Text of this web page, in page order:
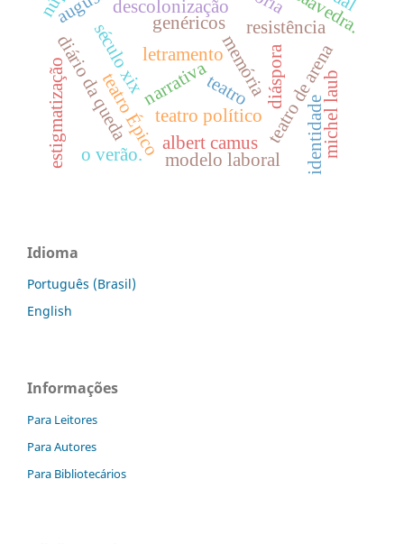
letramento
resistência
genéricos
narrativamemória
descolonização
diáspora
teatro de arena
teatro político
teatro Épico michel laub
diário da queda teatro
estigmatização modelo laboral
albert camus
o verão.
século xix
identidade
Idioma
Português (Brasil)
English
Informações
Para Leitores
Para Autores
Para Bibliotecários